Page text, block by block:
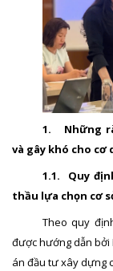
1.
Những
và gây khó cho cơ
1.1.
Quy
thầu lựa chọn cơ
Theo quy
được hướng dẫn bởi
án đầu tư xây dựng